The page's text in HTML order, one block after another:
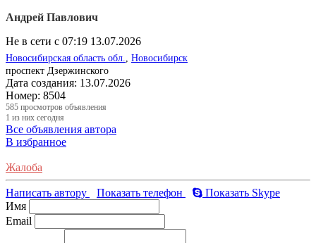
Андрей Павлович
Не в сети с 07:19 13.07.2026
Новосибирская область обл.
Новосибирск
проспект Дзержинского
Дата создания: 13.07.2026
Номер: 8504
585 просмотров объявления
1 из них сегодня
Все объявления автора
В избранное
Жалоба
Написать автору Показать телефон
Показать Skype
Имя
Email